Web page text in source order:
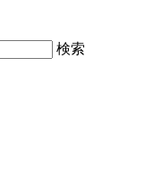
検索